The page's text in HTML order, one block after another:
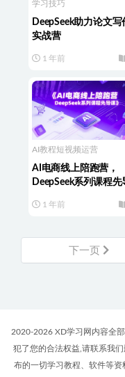
学习技巧
DeepSeek助力论文写
实战营
1 年前
AI教程短视频运营
AI电商线上陪跑营，
DeepSeek系列课程先
1 年前
下一页
2020-2026 XD学习网内容全
犯了您的合法权益,请联系我
布的一切学习教程、软件等